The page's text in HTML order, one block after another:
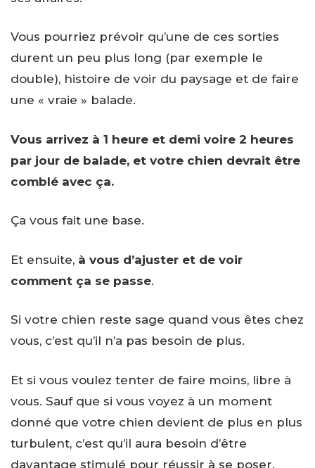
Vous pourriez prévoir qu’une de ces sorties
durent un peu plus long (par exemple le
double), histoire de voir du paysage et de faire
une « vraie » balade.
Vous arrivez à 1 heure et demi voire 2 heures
par jour de balade, et votre chien devrait être
comblé avec ça.
Ça vous fait une base.
Et ensuite, à vous d’ajuster et de voir
comment ça se passe.
Si votre chien reste sage quand vous êtes chez
vous, c’est qu’il n’a pas besoin de plus.
Et si vous voulez tenter de faire moins, libre à
vous. Sauf que si vous voyez à un moment
donné que votre chien devient de plus en plus
turbulent, c’est qu’il aura besoin d’être
davantage stimulé pour réussir à se poser.